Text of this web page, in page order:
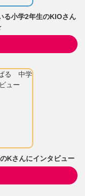
る小学2年生のKIOさん
Kさんにインタビュー